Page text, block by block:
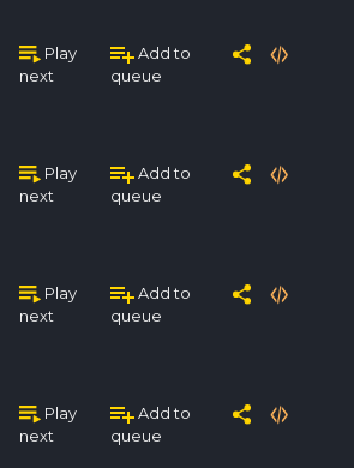
Play
next
Add to
queue
Play
next
Add to
queue
Play
next
Add to
queue
Play
next
Add to
queue